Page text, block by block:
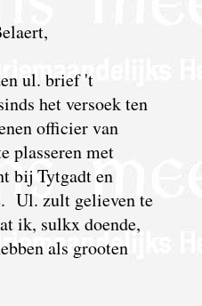
ul. brief 't
het versoek ten
officier van
plasseren met
bij Tytgadt en
Ul. zult gelieven te
ik, sulkx doende,
als grooten